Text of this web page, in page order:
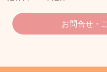
お問合せ・